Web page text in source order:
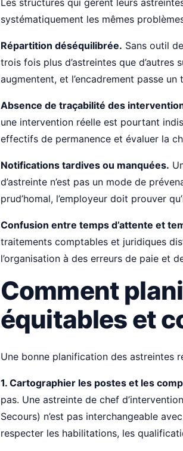
Les structures qui gèrent leurs
systématiquement les mêmes
Répartition déséquilibrée. Sans outil
trois fois plus d’astreintes que d’autres
augmentent, et l’encadrement passe
Absence de traçabilité des
une intervention réelle est pourtant
effectifs de permanence et évaluer la
Notifications tardives ou manquées.
d’astreinte n’est pas un mode de
prud’homal, l’employeur doit prouver
Confusion entre temps d’attente et
traitements comptables et juridiques
l’organisation à des erreurs de paie et
Comment
équitables et
Une bonne planification des astreintes
1. Cartographier les postes et les
pas. Une astreinte de chef
Secours) n’est pas interchangeable
respecter les habilitations, les